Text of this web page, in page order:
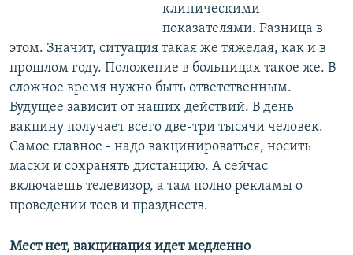
клиническими
показателями. Разница в
этом. Значит, ситуация такая же тяжелая, как и в
прошлом году. Положение в больницах такое же. В
сложное время нужно быть ответственным.
Будущее зависит от наших действий. В день
вакцину получает всего две-три тысячи человек.
Самое главное - надо вакцинироваться, носить
маски и сохранять дистанцию. А сейчас
включаешь телевизор, а там полно рекламы о
проведении тоев и празднеств.
Мест нет, вакцинация идет медленно